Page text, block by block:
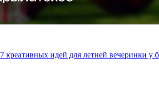
7 креативных идей для летней вечеринки у